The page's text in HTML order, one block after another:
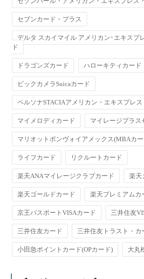
セブンカード・プラス
デルタ スカイマイル アメリカン･エキスプ
ド
ドラゴンズカード ハローキティカード
ビックカメラSuicaカード
ペルソナSTACIAアメリカン・エキスプレス
マイメロディカード マイレージプラス
マリオットボンヴォイアメックス(MBAカ
ライフカード リクルートカード
楽天ANAマイレージクラブカード 楽天
楽天ゴールドカード 楽天プレミアムカ
京王パスポートVISAカード 三井住友
三井住友カード 三井住友トラスト・カ
小田急ポイントカード(OPカード) 大丸